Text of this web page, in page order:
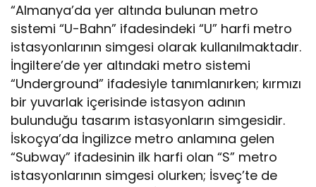
“Almanya’da yer altında bulunan metro
sistemi “U-Bahn” ifadesindeki “U” harfi metro
istasyonlarının simgesi olarak kullanılmaktadır.
İngiltere’de yer altındaki metro sistemi
“Underground” ifadesiyle tanımlanırken; kırmızı
bir yuvarlak içerisinde istasyon adının
bulunduğu tasarım istasyonların simgesidir.
İskoçya’da İngilizce metro anlamına gelen
“Subway” ifadesinin ilk harfi olan “S” metro
istasyonlarının simgesi olurken; İsveç’te de